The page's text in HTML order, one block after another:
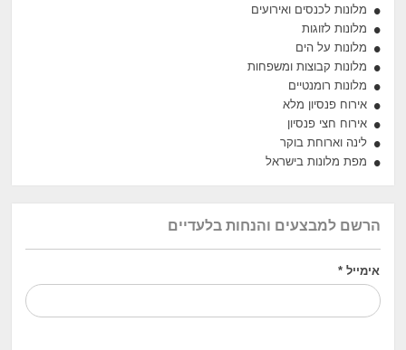
הרשם למבצעים והנחות בלעדיים
אימייל*
מלונות לכנסים ואירועים
מלונות לזוגות
מלונות על הים
מלונות קבוצות ומשפחות
מלונות רומנטיים
אירוח פנסיון מלא
אירוח חצי פנסיון
לינה וארוחת בוקר
מפת מלונות בישראל